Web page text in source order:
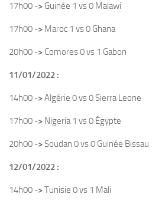
17h00 -> Guinée 1 vs 0 Malawi
17h00 -> Maroc 1 vs 0 Ghana
20h00 -> Comores 0 vs 1 Gabon
11/01/2022 :
14h00 ->Algérie 0 vs 0 Sierra Leone
17h00 -> Nigeria 1 vs 0 Égypte
20h00 ->Soudan 0 vs 0 Guinée Bissau
12/01/2022 :
14h00 ->Tunisie 0 vs 1 Mali